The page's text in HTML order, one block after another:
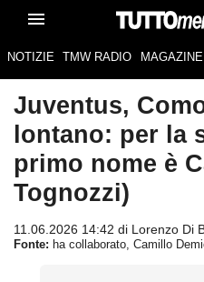
NOTIZIE TMW RADIO MAGAZINE
Juventus,
lontano: per la
primo nome è
Tognozzi)
11.06.2026 14:42 di Lorenzo Di
Fonte: ha collaborato, Camillo